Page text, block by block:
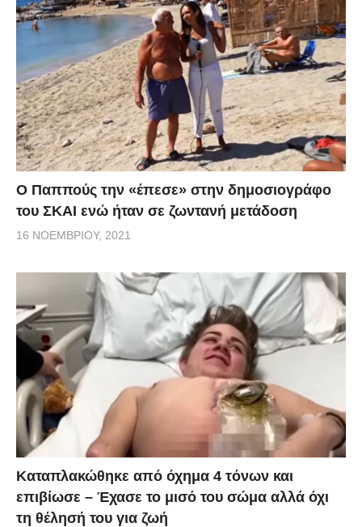
Ο Παππούς την «έπεσε» στην δημοσιογράφο
του ΣΚΑΙ ενώ ήταν σε ζωντανή μετάδοση
16 ΝΟΕΜΒΡΊΟΥ, 2021
Kαταπλακώθηκε από όχημα 4 τόνων και
επιβίωσε – Έχασε το μισό του σώμα αλλά όχι
τη θέλησή του για ζωή